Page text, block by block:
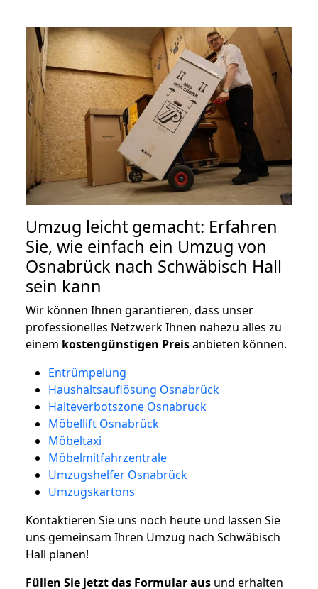
Umzug leicht gemacht: Erfahren
Sie, wie einfach ein Umzug von
Osnabrück nach Schwäbisch Hall
sein kann
Wir können Ihnen garantieren, dass unser
professionelles Netzwerk Ihnen nahezu alles zu
einem kostengünstigen Preisanbieten können.
Entrümpelung
Haushaltsauflösung Osnabrück
Halteverbotszone Osnabrück
Möbellift Osnabrück
Möbeltaxi
Möbelmitfahrzentrale
Umzugshelfer Osnabrück
Umzugskartons
Kontaktieren Sie uns noch heute und lassen Sie
uns gemeinsam Ihren Umzug nach Schwäbisch
Hall planen!
Füllen Sie jetzt das Formular aus und erhalten